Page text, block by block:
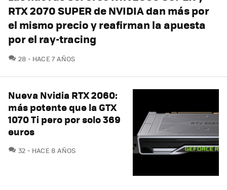
RTX 2070 SUPER de NVIDIA dan más por
el mismo precio y reafirman la apuesta
por el ray-tracing
28 COMENTARIOS
HACE 7 AÑOS
Nueva Nvidia RTX 2060:
más potente que la GTX
1070 Ti pero por solo 369
euros
32 COMENTARIOS
HACE 8 AÑOS